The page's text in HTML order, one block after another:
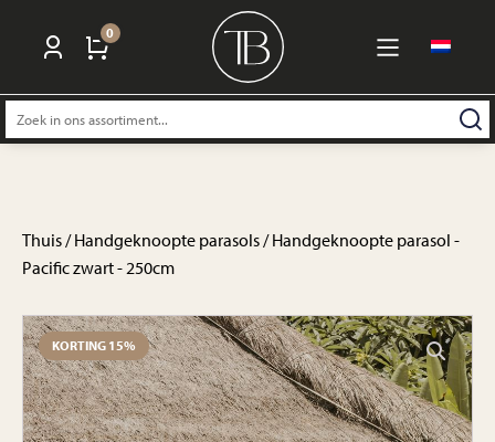
0
Zoeken
naar:
Thuis/Handgeknoopte parasols/ Handgeknoopte parasol -
Pacific zwart - 250cm
KORTING 15%